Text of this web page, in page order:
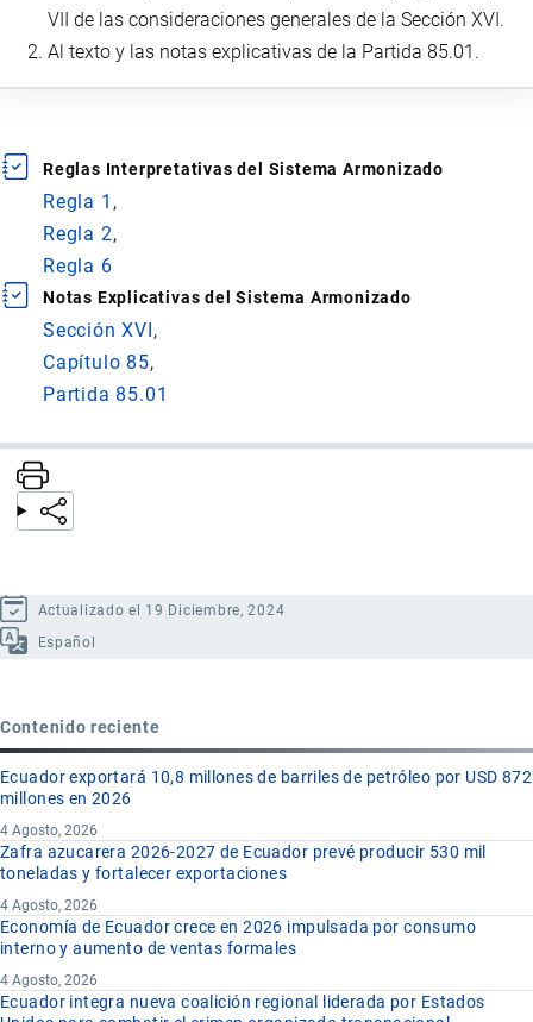
VII de las consideraciones generales de la Sección XVI.
Al texto y las notas explicativas de la Partida 85.01.
Reglas Interpretativas del Sistema Armonizado
Regla 1
Regla 2
Regla 6
Notas Explicativas del Sistema Armonizado
Sección XVI
Capítulo 85
Partida 85.01
Actualizado el 19 Diciembre, 2024
Español
Contenido reciente
Ecuador exportará 10,8 millones de barriles de petróleo por USD 872
millones en 2026
4 Agosto, 2026
Zafra azucarera 2026-2027 de Ecuador prevé producir 530 mil
toneladas y fortalecer exportaciones
4 Agosto, 2026
Economía de Ecuador crece en 2026 impulsada por consumo
interno y aumento de ventas formales
4 Agosto, 2026
Ecuador integra nueva coalición regional liderada por Estados